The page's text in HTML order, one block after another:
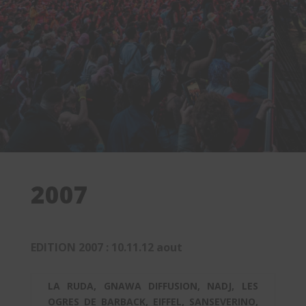
2007
LA RUDA, GNAWA DIFFUSION, NADJ, LES
OGRES DE BARBACK, EIFFEL, SANSEVERINO,